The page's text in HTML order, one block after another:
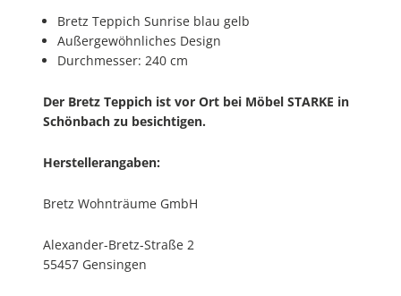
Bretz Teppich Sunrise blau gelb
Außergewöhnliches Design
Durchmesser: 240 cm
Der Bretz Teppich ist vor Ort bei Möbel STARKE in
Schönbach zu besichtigen.
Herstellerangaben:
Bretz Wohnträume GmbH
Alexander-Bretz-Straße 2
55457 Gensingen